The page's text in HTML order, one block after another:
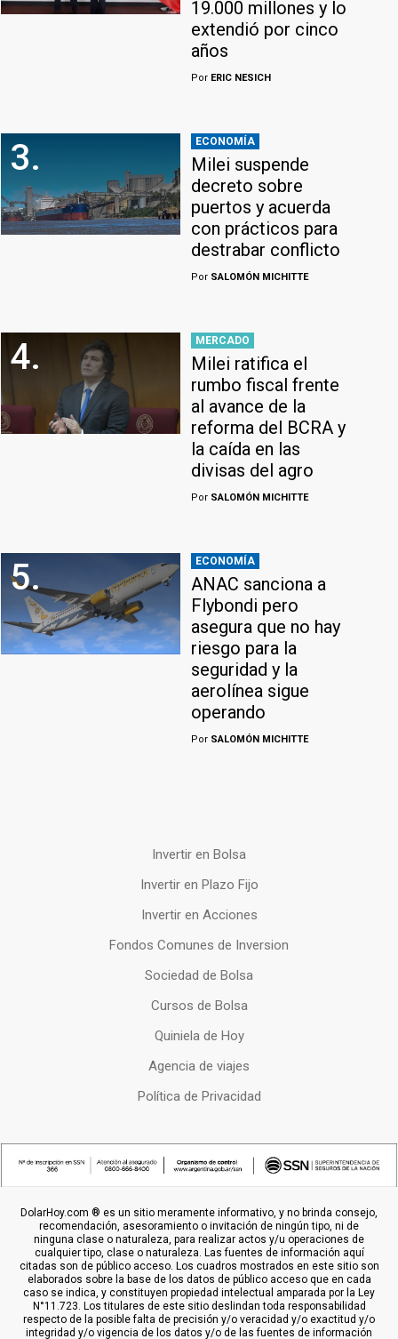
19.000 millones y lo
extendió por cinco
años
Por ERIC NESICH
3. ECONOMÍA
Milei suspende
decreto sobre
puertos y acuerda
con prácticos para
destrabar conflicto
Por SALOMÓN MICHITTE
4. MERCADO
Milei ratifica el
rumbo fiscal frente
al avance de la
reforma del BCRA y
la caída en las
divisas del agro
Por SALOMÓN MICHITTE
5. ECONOMÍA
ANAC sanciona a
Flybondi pero
asegura que no hay
riesgo para la
seguridad y la
aerolínea sigue
operando
Por SALOMÓN MICHITTE
Invertir en Bolsa
Invertir en Plazo Fijo
Invertir en Acciones
Fondos Comunes de Inversion
Sociedad de Bolsa
Cursos de Bolsa
Quiniela de Hoy
Agencia de viajes
Política de Privacidad
DolarHoy.com ® es un sitio meramente informativo, y no brinda consejo,
recomendación, asesoramiento o invitación de ningún tipo, ni de
ninguna clase o naturaleza, para realizar actos y/u operaciones de
cualquier tipo, clase o naturaleza. Las fuentes de información aquí
citadas son de público acceso. Los cuadros mostrados en este sitio son
elaborados sobre la base de los datos de público acceso que en cada
caso se indica, y constituyen propiedad intelectual amparada por la Ley
N°11.723. Los titulares de este sitio deslindan toda responsabilidad
respecto de la posible falta de precisión y/o veracidad y/o exactitud y/o
integridad y/o vigencia de los datos y/o de las fuentes de información